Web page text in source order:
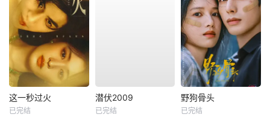
这一秒过火
已完结
潜伏2009
已完结
野狗骨头
已完结